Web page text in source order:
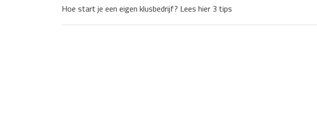
Hoe start je een eigen klusbedrijf? Lees hier 3 tips